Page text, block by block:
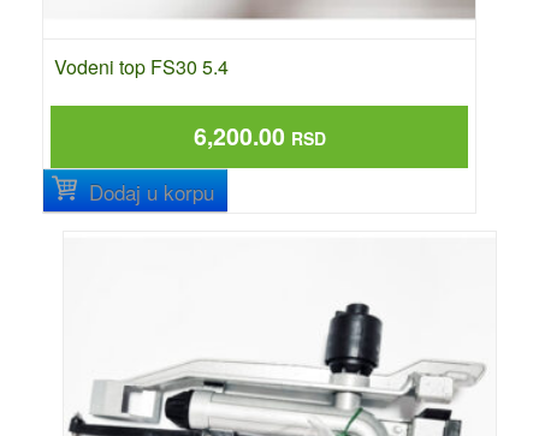
Vodeni top FS30 5.4
6,200.00 RSD
Dodaj u korpu